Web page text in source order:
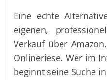
Eine echte
eigenen,
Verkauf über
Onlineriese. Wer im
beginnt seine Suche